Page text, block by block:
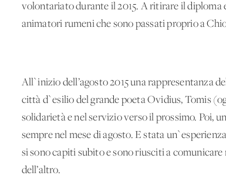
volontariato durante il 2015. A ritirare il diploma
animatori rumeni che sono passati proprio a
All`inizio dell’agosto 2015 una rappresentanza
città d`esilio del grande poeta Ovidius, Tomis
solidarietà e nel servizio verso il prossimo. Poi,
sempre nel mese di agosto. E stata
si sono capiti subito e sono riusciti a
dell’altro.